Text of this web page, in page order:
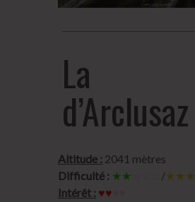
La
d’Arclusaz
Altitude : 2041 mètres
Difficulté : ★★ /★★★
Intérêt : ♥♥